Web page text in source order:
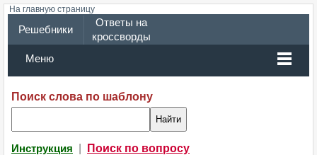
На главную страницу
Решебники
Ответы на
кроссворды
Меню
Поиск слова по шаблону
Инструкция Поиск по вопросу